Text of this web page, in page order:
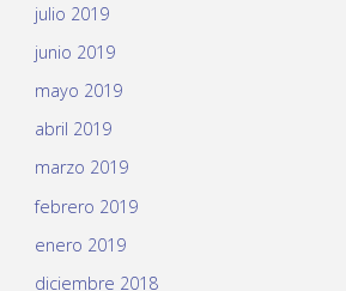
julio 2019
junio 2019
mayo 2019
abril 2019
marzo 2019
febrero 2019
enero 2019
diciembre 2018